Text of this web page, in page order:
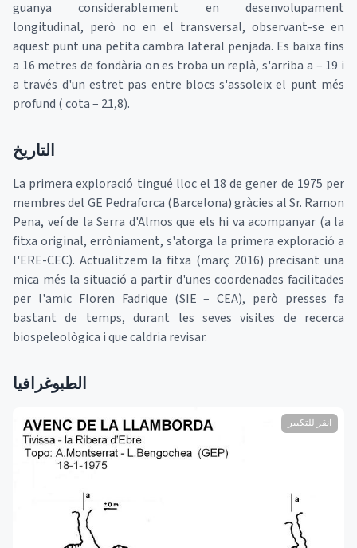
guanya considerablement en desenvolupament
longitudinal, però no en el transversal, observant-se en
aquest punt una petita cambra lateral penjada. Es baixa fins
a 16 metres de fondària on es troba un replà, s'arriba a – 19 i
a través d'un estret pas entre blocs s'assoleix el punt més
profund ( cota – 21,8).
التاريخ
La primera exploració tingué lloc el 18 de gener de 1975 per
membres del GE Pedraforca (Barcelona) gràcies al Sr. Ramon
Pena, veí de la Serra d'Almos que els hi va acompanyar (a la
fitxa original, erròniament, s'atorga la primera exploració a
l'ERE-CEC). Actualitzem la fitxa (març 2016) precisant una
mica més la situació a partir d'unes coordenades facilitades
per l'amic Floren Fadrique (SIE – CEA), però presses fa
bastant de temps, durant les seves visites de recerca
biospeleològica i que caldria revisar.
الطبوغرافيا
انقر للتكبير